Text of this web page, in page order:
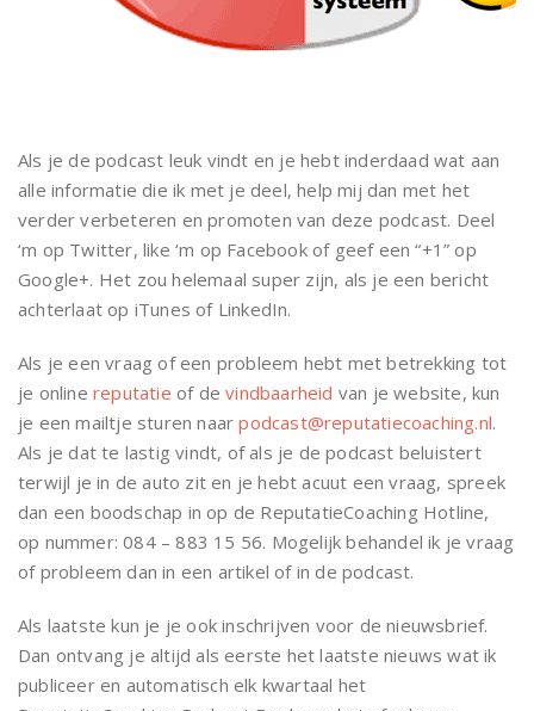
Als je de podcast leuk vindt en je hebt inderdaad wat aan
alle informatie die ik met je deel, help mij dan met het
verder verbeteren en promoten van deze podcast. Deel
‘m op Twitter, like ‘m op Facebook of geef een “+1” op
Google+. Het zou helemaal super zijn, als je een bericht
achterlaat op iTunes of LinkedIn.
Als je een vraag of een probleem hebt met betrekking tot
je onlinereputatie of devindbaarheid van je website, kun
je een mailtje sturen naarpodcast@reputatiecoaching.nl.
Als je dat te lastig vindt, of als je de podcast beluistert
terwijl je in de auto zit en je hebt acuut een vraag, spreek
dan een boodschap in op de ReputatieCoaching Hotline,
op nummer: 084 – 883 15 56. Mogelijk behandel ik je vraag
of probleem dan in een artikel of in de podcast.
Als laatste kun je je ook inschrijven voor de nieuwsbrief.
Dan ontvang je altijd als eerste het laatste nieuws wat ik
publiceer en automatisch elk kwartaal het